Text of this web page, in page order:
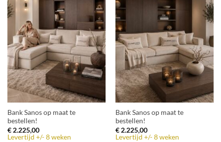
Bank Sanos op maat te
bestellen!
€2.225,00
Levertijd +/- 8 weken
Bank Sanos op maat te
bestellen!
€2.225,00
Levertijd +/- 8 weken